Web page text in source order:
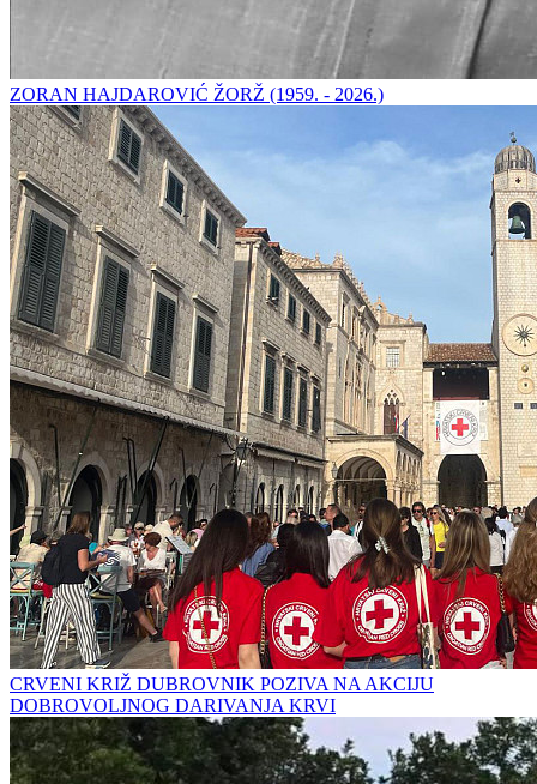
ZORAN HAJDAROVIĆ ŽORŽ (1959. - 2026.)
CRVENI KRIŽ DUBROVNIK POZIVA NA AKCIJU
DOBROVOLJNOG DARIVANJA KRVI